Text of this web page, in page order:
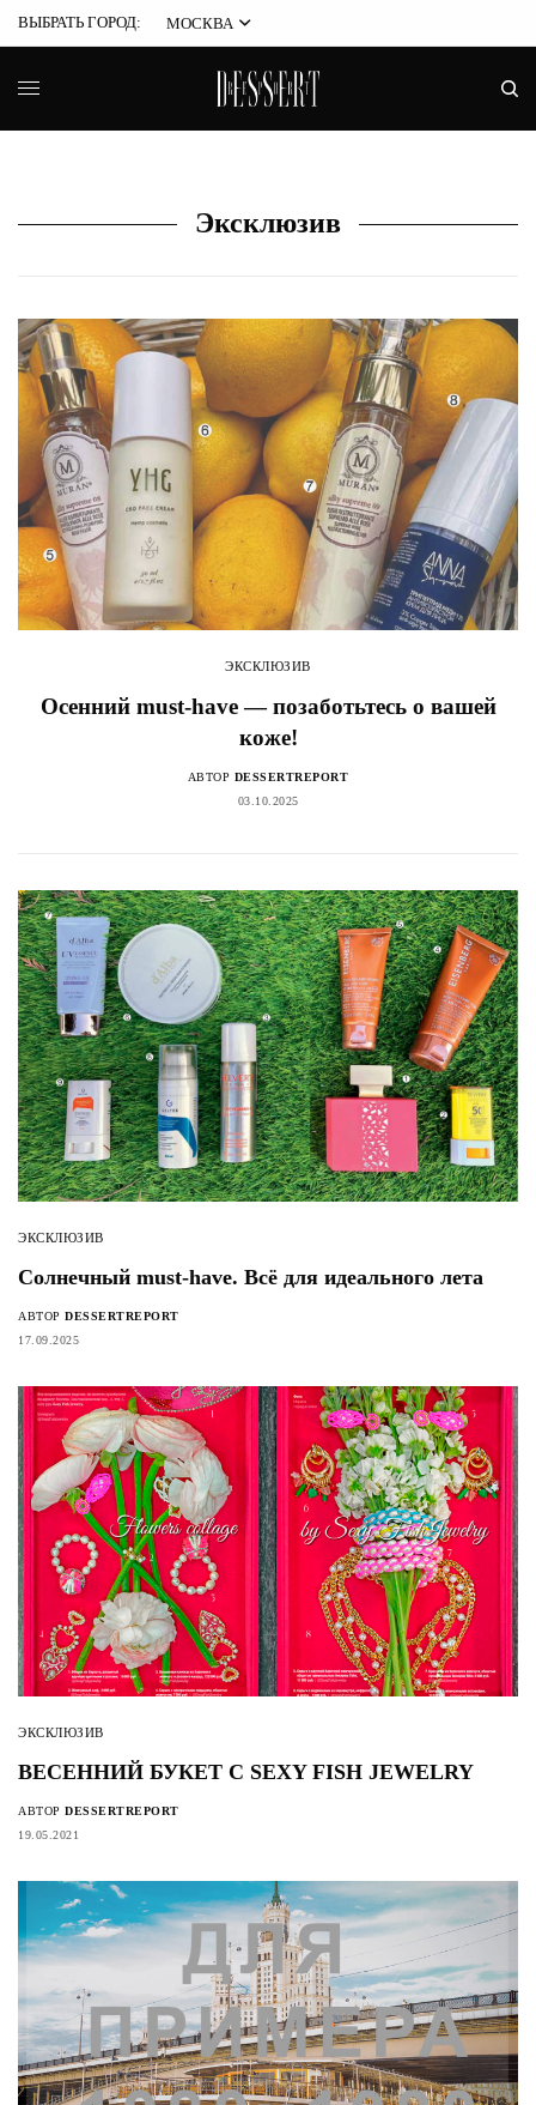
ВЫБРАТЬ ГОРОД: МОСКВА
Эксклюзив
ЭКСКЛЮЗИВ
Осенний must-have — позаботьтесь о вашей
коже!
АВТОР DESSERTREPORT
03.10.2025
ЭКСКЛЮЗИВ
Солнечный must-have. Всё для идеального лета
АВТОР DESSERTREPORT
17.09.2025
ЭКСКЛЮЗИВ
ВЕСЕННИЙ БУКЕТ С SEXY FISH JEWELRY
АВТОР DESSERTREPORT
19.05.2021